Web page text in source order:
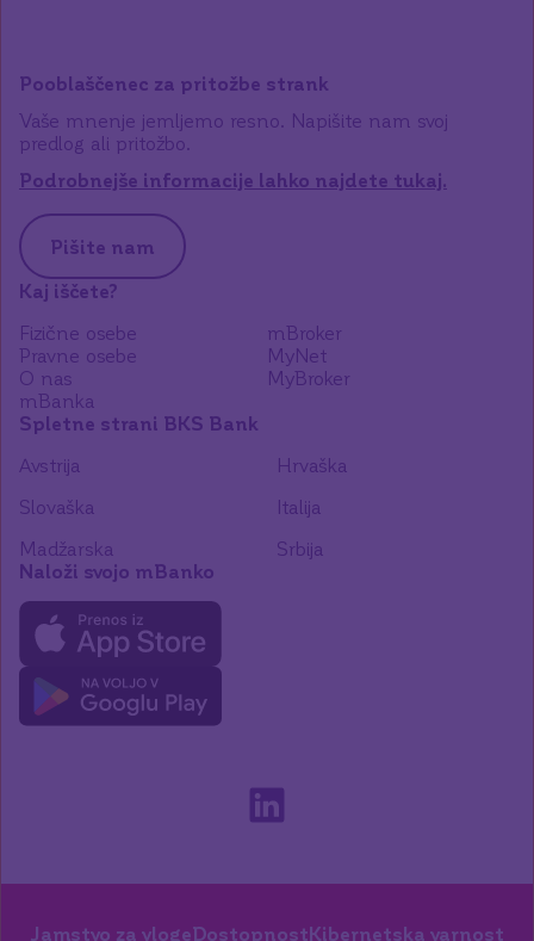
Pooblaščenec za pritožbe strank
Vaše mnenje jemljemo resno. Napišite nam svoj
predlog ali pritožbo.
Podrobnejše informacije lahko najdete tukaj.
Pišite nam
Kaj iščete?
Fizične osebe
Pravne osebe
O nas
mBanka
mBroker
MyNet
MyBroker
Spletne strani BKS Bank
Avstrija
Hrvaška
Slovaška
Italija
Madžarska
Srbija
Naloži svojo mBanko
Jamstvo za vlogeDostopnostKibernetska varnost